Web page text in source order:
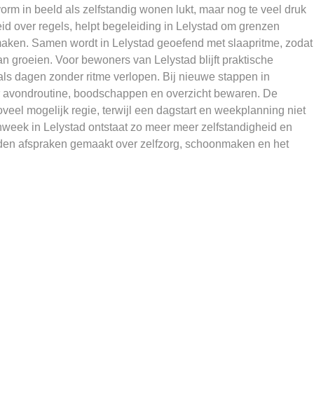
in beeld als zelfstandig wonen lukt, maar nog te veel druk
over regels, helpt begeleiding in Lelystad om grenzen
Samen wordt in Lelystad geoefend met slaapritme, zodat
groeien. Voor bewoners van Lelystad blijft praktische
dagen zonder ritme verlopen. Bij nieuwe stappen in
boodschappen en overzicht bewaren. De
mogelijk regie, terwijl een dagstart en weekplanning niet
in Lelystad ontstaat zo meer meer zelfstandigheid en
afspraken gemaakt over zelfzorg, schoonmaken en het